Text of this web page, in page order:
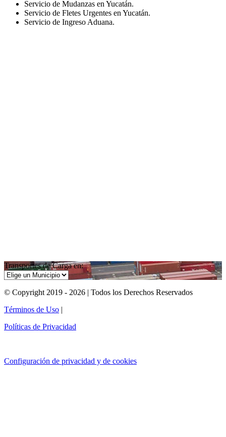
Servicio de Mudanzas en Yucatán.
Servicio de Fletes Urgentes en Yucatán.
Servicio de Ingreso Aduana.
Transportes de Carga en:
© Copyright 2019 - 2026 | Todos los Derechos Reservados
Términos de Uso |
Políticas de Privacidad
Configuración de privacidad y de cookies